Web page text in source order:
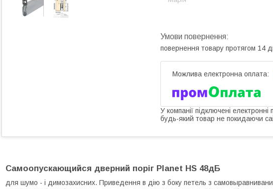
повернення товару протягом 14
У компанії підключені
будь-який товар не покидаючи
Самоопускающийся дверний поріг Planet HS 48дБ
для шумо - і димозахисних. Приведення в дію з боку петель з